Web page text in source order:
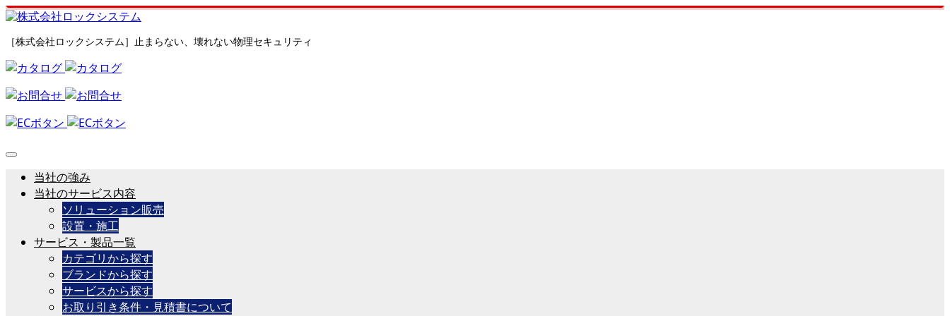
［株式会社ロックシステム］止まらない、壊れない物理セキュリティ
当社の強み
当社のサービス内容
ソリューション販売
設置・施工
サービス・製品一覧
カテゴリから探す
ブランドから探す
サービスから探す
お取り引き条件・見積書について